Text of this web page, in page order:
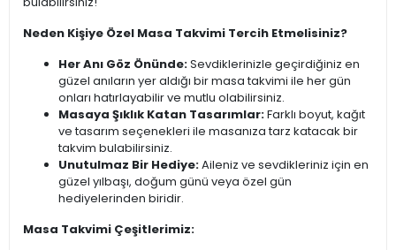
Neden Kişiye Özel Masa Takvimi Tercih Etmelisiniz?
Her Anı Göz Önünde:Sevdiklerinizle geçirdiğiniz en
güzel anıların yer aldığı bir masa takvimi ile her gün
onları hatırlayabilir ve mutlu olabilirsiniz.
Masaya Şıklık Katan Tasarımlar:Farklı boyut, kağıt
ve tasarım seçenekleri ile masanıza tarz katacak bir
takvim bulabilirsiniz.
Unutulmaz Bir Hediye:Aileniz ve sevdikleriniz için en
güzel yılbaşı, doğum günü veya özel gün
hediyelerinden biridir.
Masa Takvimi Çeşitlerimiz: